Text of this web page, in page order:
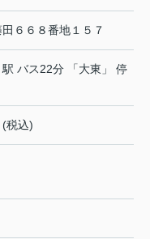
６６８番地１５７
駅 バス22分 「大東」 停
税込)